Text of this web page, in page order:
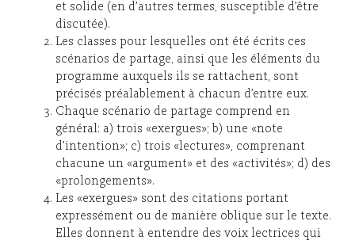
et solide (en d’autres termes, susceptible d’être
discutée).
Les classes pour lesquelles ont été écrits ces
scénarios de partage, ainsi que les éléments du
programme auxquels ils se rattachent, sont
précisés préalablement à chacun d’entre eux.
Chaque scénario de partage comprend en
général: a) trois «exergues»; b) une «note
d’intention»; c) trois «lectures», comprenant
chacune un «argument» et des «activités»; d) des
«prolongements».
Les «exergues» sont des citations portant
expressément ou de manière oblique sur le texte.
Elles donnent à entendre des voix lectrices qui